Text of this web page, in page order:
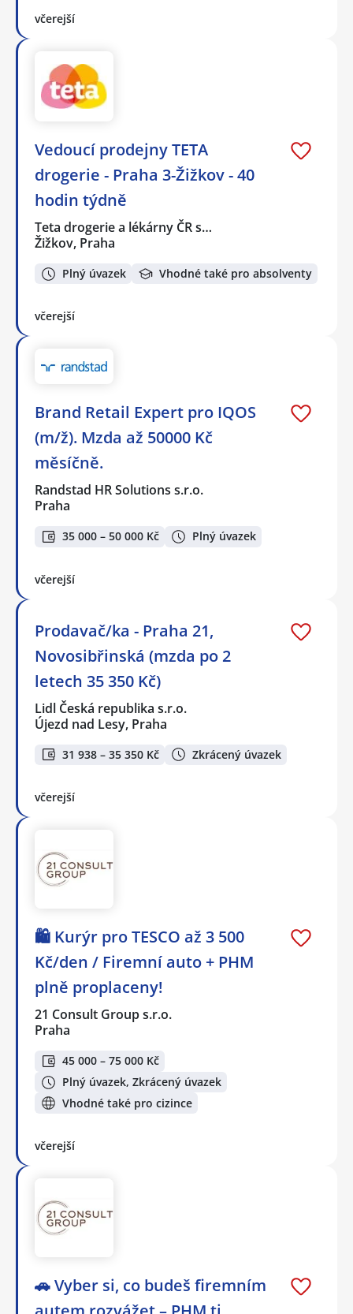
včerejší
Vedoucí prodejny TETA
drogerie - Praha 3-Žižkov - 40
hodin týdně
Teta drogerie a lékárny ČR s…
Žižkov, Praha
Plný úvazek Vhodné také pro absolventy
včerejší
Brand Retail Expert pro IQOS
(m/ž). Mzda až 50000 Kč
měsíčně.
Randstad HR Solutions s.r.o.
Praha
35 000 – 50 000 Kč Plný úvazek
včerejší
Prodavač/ka - Praha 21,
Novosibřinská (mzda po 2
letech 35 350 Kč)
Lidl Česká republika s.r.o.
Újezd nad Lesy, Praha
31 938 – 35 350 Kč Zkrácený úvazek
včerejší
🛍️ Kurýr pro TESCO až 3 500
Kč/den / Firemní auto + PHM
plně proplaceny!
21 Consult Group s.r.o.
Praha
45 000 – 75 000 Kč
Plný úvazek, Zkrácený úvazek
Vhodné také pro cizince
včerejší
🚗 Vyber si, co budeš firemním